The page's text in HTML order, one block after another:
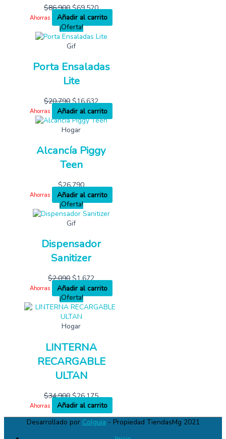
$86,900 $69,520
Ahorras
Añadir al carrito
¡Oferta!
Gif
Porta Ensaladas
Lite
$20,790 $16,632
Ahorras
Añadir al carrito
Hogar
Alcancía Piggy
Teen
$26,790
Ahorras
Añadir al carrito
¡Oferta!
Gif
Dispensador
Sanitizer
$2,090 $1,672
Ahorras
Añadir al carrito
¡Oferta!
Hogar
LINTERNA
RECARGABLE
ULTAN
$34,900 $26,175
Ahorras
Añadir al carrito
Desarrollado por Colguia - Propiedad TiendasMg 2021